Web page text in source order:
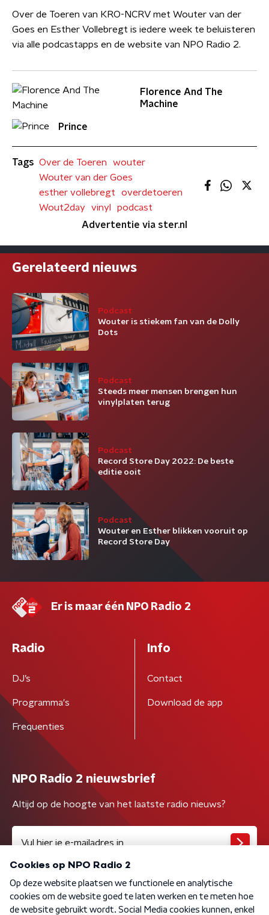
Over de Toeren van KRO-NCRV met Wouter van der
Goes en Esther Vollebregt is iedere week te beluisteren
via alle podcastapps en de website van NPO Radio 2.
Florence And The
Machine
Prince
Tags Over de Toeren
wouter
Wouter van der Goes
esther vollebregt
overdetoeren
Wout2day
vinyl
podcast
Advertentie via ster.nl
Gerelateerd nieuws
Podcast
Wouter is stiekem fan van de Dolly
Dots
Podcast
Steeds meer mensen brengen hun
vinylplaten terug
Podcast
Record Store Day 2022: De beste
editie ooit
Podcast
Wouter en Esther blikken vooruit op
Record Store Day
Er is maar één NPO Radio 2
Radio
DJ’s
Programma's
Frequenties
Info
Contact
Download de app
NPO Radio 2 nieuwsbrief
Altijd op de hoogte van het laatste radio nieuws?